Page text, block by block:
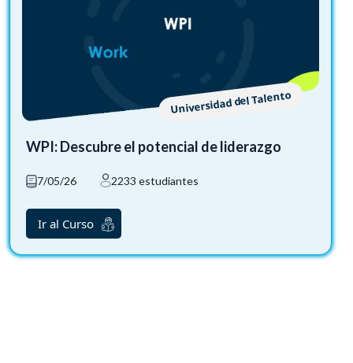
Universidad del Talento
WPI: Descubre el potencial de liderazgo
7/05/26 2233 estudiantes
Ir al Curso